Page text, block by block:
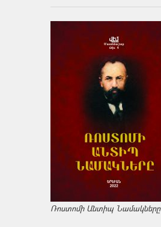
Ռոստոմի Անտիպ Նամակները